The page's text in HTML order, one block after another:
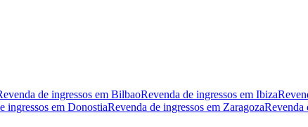
de ingressos em BilbaoRevenda de ingressos em Ibiza
ingressos em DonostiaRevenda de ingressos em ZaragozaRevenda